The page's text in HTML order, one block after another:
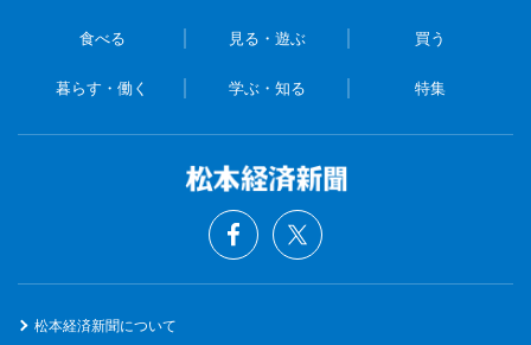
食べる 見る・遊ぶ 買う
暮らす・働く 学ぶ・知る 特集
松本経済新聞について